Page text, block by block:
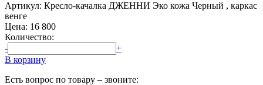
Артикул: Кресло-качалка ДЖЕННИ Эко кожа Черный , каркас
венге
Цена: 16 800
Количество:
-
+
В корзину
Есть вопрос по товару – звоните: